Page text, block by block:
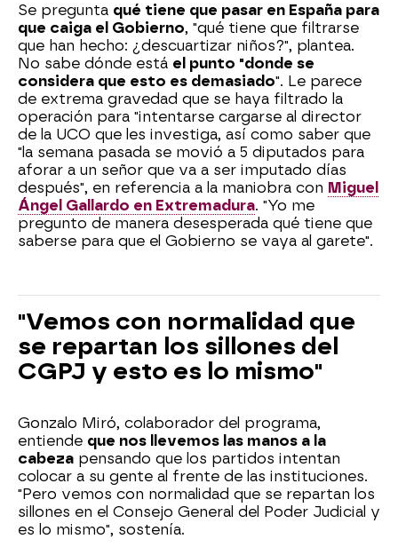
Se pregunta qué tiene que pasar en España para
que caiga el Gobierno, "qué tiene que filtrarse
que han hecho: ¿descuartizar niños?", plantea.
No sabe dónde está el punto "donde se
considera que esto es demasiado". Le parece
de extrema gravedad que se haya filtrado la
operación para "intentarse cargarse al director
de la UCO que les investiga, así como saber que
"la semana pasada se movió a 5 diputados para
aforar a un señor que va a ser imputado días
después", en referencia a la maniobra con Miguel
Ángel Gallardo en Extremadura. "Yo me
pregunto de manera desesperada qué tiene que
saberse para que el Gobierno se vaya al garete".
"Vemos con normalidad que
se repartan los sillones del
CGPJ y esto es lo mismo"
Gonzalo Miró, colaborador del programa,
entiende que nos llevemos las manos a la
cabeza pensando que los partidos intentan
colocar a su gente al frente de las instituciones.
"Pero vemos con normalidad que se repartan los
sillones en el Consejo General del Poder Judicial y
es lo mismo", sostenía.